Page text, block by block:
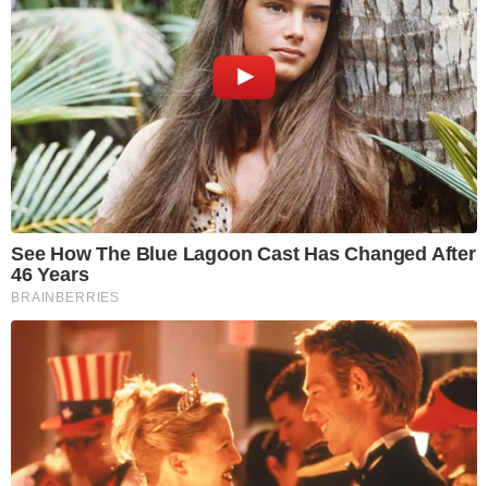
See How The Blue Lagoon Cast Has Changed After
46 Years
BRAINBERRIES